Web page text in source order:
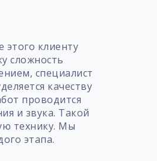
этого клиенту
сложность
специалист
качеству
проводится
и звука. Такой
технику. Мы
этапа.